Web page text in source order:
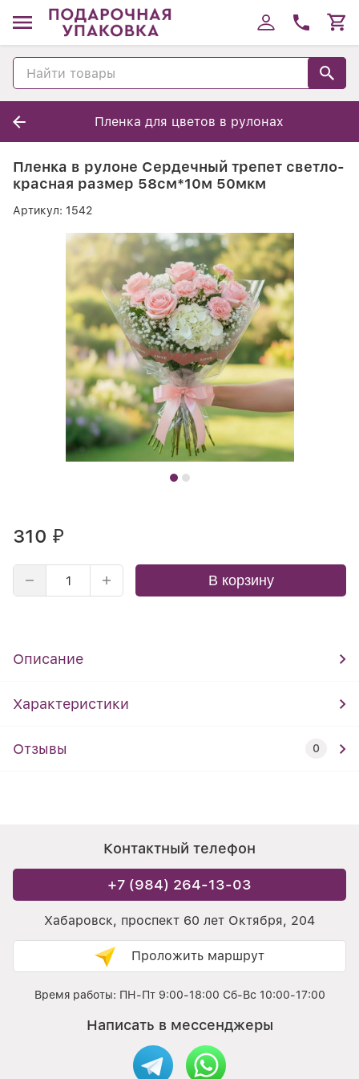
Пленка для цветов в рулонах
Пленка в рулоне Сердечный трепет светло-
красная размер 58см*10м 50мкм
Артикул: 1542
310 ₽
В корзину
Описание
Характеристики
Отзывы 0
Контактный телефон
+7 (984) 264-13-03
Хабаровск, проспект 60 лет Октября, 204
Проложить маршрут
Время работы: ПН-Пт 9:00-18:00 Сб-Вс 10:00-17:00
Написать в мессенджеры